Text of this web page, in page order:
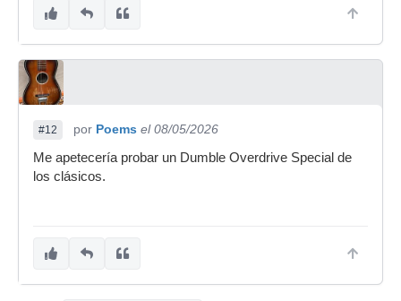
#12 por Poems el 08/05/2026
Me apetecería probar un Dumble Overdrive Special de
los clásicos.